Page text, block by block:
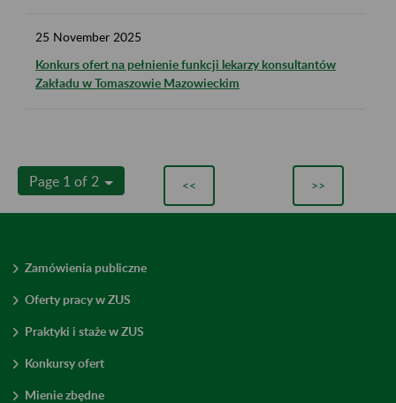
25 November 2025
Konkurs ofert na pełnienie funkcji lekarzy konsultantów
Zakładu w Tomaszowie Mazowieckim
Page 1 of 2 << >>
Zamówienia publiczne
Oferty pracy w ZUS
Praktyki i staże w ZUS
Konkursy ofert
Mienie zbędne